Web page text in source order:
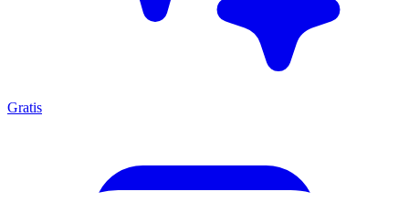
Gratis